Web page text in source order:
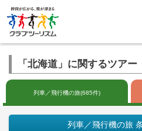
「北海道」に関するツアー
列車／飛行機の旅(685件)
列車／飛行機の旅